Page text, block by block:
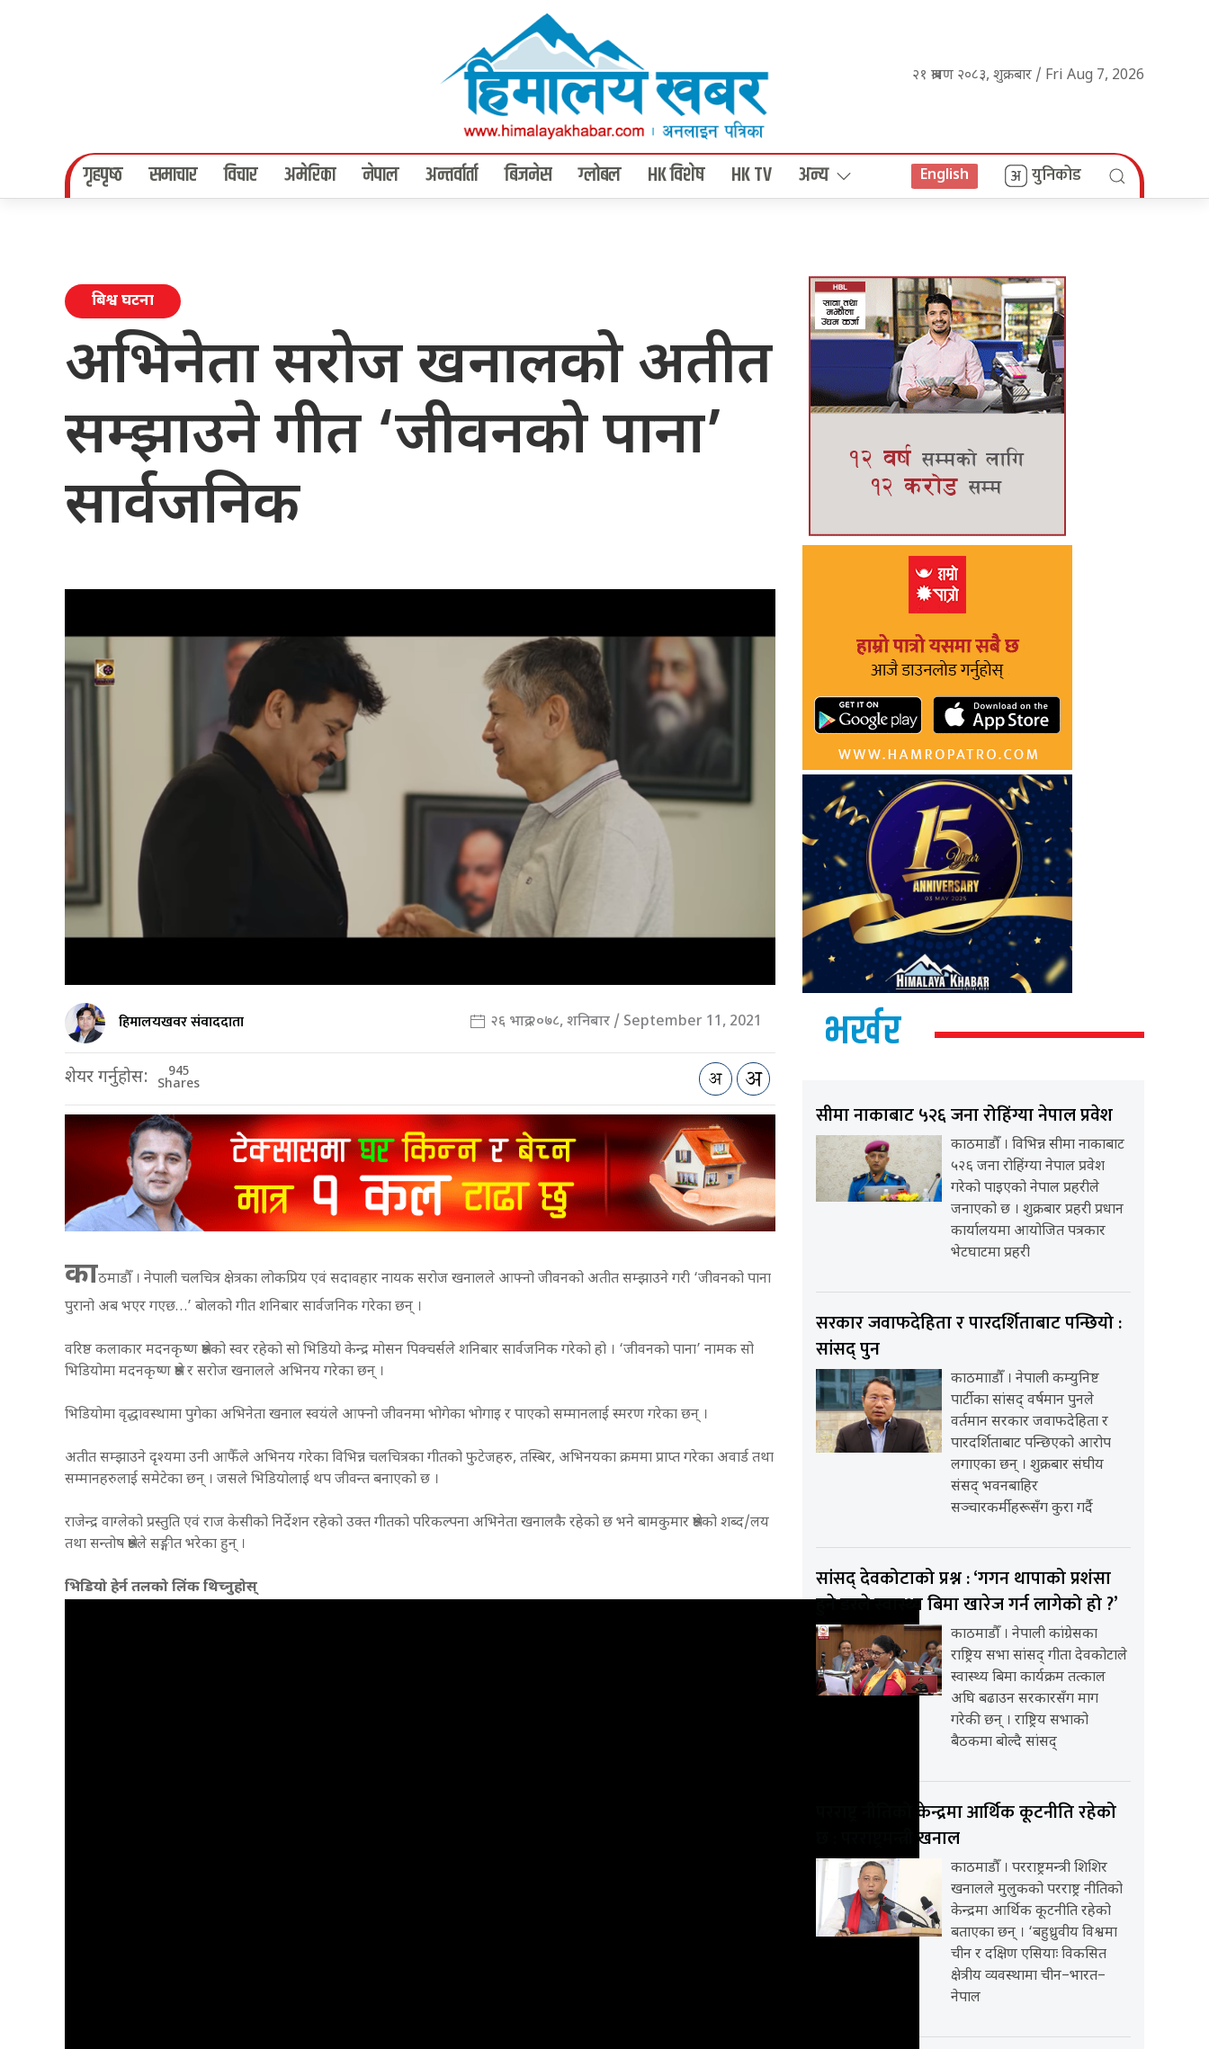
२१ श्रावण २०८३, शुक्रबार / Fri Aug 7, 2026
गृहपृष्‍ठ समाचार विचार अमेरिका नेपाल अन्तर्वार्ता बिजनेस ग्लोबल HK विशेष HK TV अन्य English युनिकोड
बिश्व घटना
अभिनेता सरोज खनालको अतीत
सम्झाउने गीत ‘जीवनको पाना’
सार्वजनिक
हिमालयखवर संवाददाता २६ भाद्र २०७८, शनिबार / September 11, 2021
शेयर गर्नुहोस: 945
Shares
काठमाडौँ । नेपाली चलचित्र क्षेत्रका लोकप्रिय एवं सदावहार नायक सरोज खनालले आफ्नो जीवनको अतीत सम्झाउने गरी ‘जीवनको पाना
पुरानो अब भएर गएछ…’ बोलको गीत शनिबार सार्वजनिक गरेका छन् ।
वरिष्ठ कलाकार मदनकृष्ण श्रेष्ठको स्वर रहेको सो भिडियो केन्द्र मोसन पिक्चर्सले शनिबार सार्वजनिक गरेको हो । ‘जीवनको पाना’ नामक सो
भिडियोमा मदनकृष्ण श्रेष्ठ र सरोज खनालले अभिनय गरेका छन् ।
भिडियोमा वृद्धावस्थामा पुगेका अभिनेता खनाल स्वयंले आफ्नो जीवनमा भोगेका भोगाइ र पाएको सम्मानलाई स्मरण गरेका छन् ।
अतीत सम्झाउने दृश्यमा उनी आफैँले अभिनय गरेका विभिन्न चलचित्रका गीतको फुटेजहरु, तस्बिर, अभिनयका क्रममा प्राप्त गरेका अवार्ड तथा
सम्मानहरुलाई समेटेका छन् । जसले भिडियोलाई थप जीवन्त बनाएको छ ।
राजेन्द्र वाग्लेको प्रस्तुति एवं राज केसीको निर्देशन रहेको उक्त गीतको परिकल्पना अभिनेता खनालकै रहेको छ भने बामकुमार श्रेष्ठको शब्द/लय
तथा सन्तोष श्रेष्ठले सङ्गीत भरेका हुन् ।
भिडियो हेर्न तलको लिंक थिच्नुहोस्
भर्खर
सीमा नाकाबाट ५२६ जना रोहिंग्या नेपाल प्रवेश
काठमाडौँ । विभिन्न सीमा नाकाबाट
५२६ जना रोहिंग्या नेपाल प्रवेश
गरेको पाइएको नेपाल प्रहरीले
जनाएको छ । शुक्रबार प्रहरी प्रधान
कार्यालयमा आयोजित पत्रकार
भेटघाटमा प्रहरी
सरकार जवाफदेहिता र पारदर्शिताबाट पन्छियो :
सांसद् पुन
काठमााडौँ । नेपाली कम्युनिष्ट
पार्टीका सांसद् वर्षमान पुनले
वर्तमान सरकार जवाफदेहिता र
पारदर्शिताबाट पन्छिएको आरोप
लगाएका छन् । शुक्रबार संघीय
संसद् भवनबाहिर
सञ्चारकर्मीहरूसँग कुरा गर्दै
सांसद् देवकोटाको प्रश्न : ‘गगन थापाको प्रशंसा
हुने डरले स्वास्थ्य बिमा खारेज गर्न लागेको हो ?’
काठमाडौँ । नेपाली कांग्रेसका
राष्ट्रिय सभा सांसद् गीता देवकोटाले
स्वास्थ्य बिमा कार्यक्रम तत्काल
अघि बढाउन सरकारसँग माग
गरेकी छन् । राष्ट्रिय सभाको
बैठकमा बोल्दै सांसद्
परराष्ट्र नीतिको केन्द्रमा आर्थिक कूटनीति रहेको
छ : परराष्ट्रमन्त्री खनाल
काठमाडौँ । परराष्ट्रमन्त्री शिशिर
खनालले मुलुकको परराष्ट्र नीतिको
केन्द्रमा आर्थिक कूटनीति रहेको
बताएका छन् । ‘बहुध्रुवीय विश्वमा
चीन र दक्षिण एसियाः विकसित
क्षेत्रीय व्यवस्थामा चीन–भारत–
नेपाल